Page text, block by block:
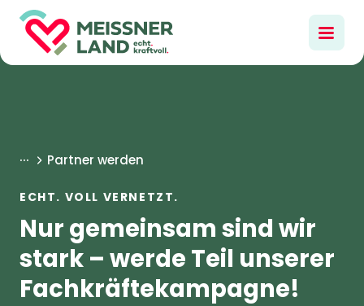
... Partner werden
ECHT. VOLL VERNETZT.
Nur gemeinsam sind wir
stark – werde Teil unserer
Fachkräftekampagne!